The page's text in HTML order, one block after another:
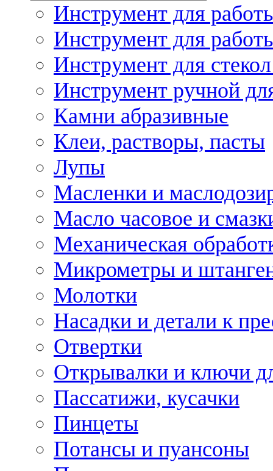
Инструмент для
Инструмент для
Инструмент для
Инструмент ручной
Камни абразивные
Клеи, растворы, пасты
Лупы
Масленки и
Масло часовое и
Механическая
Микрометры и
Молотки
Насадки и детали к
Отвертки
Открывалки и ключи
Пассатижи, кусачки
Пинцеты
Потансы и пуансоны